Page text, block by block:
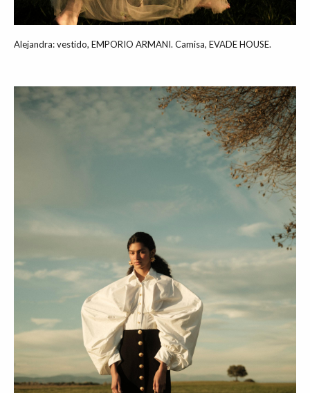
Alejandra: vestido, EMPORIO ARMANI. Camisa, EVADE HOUSE.